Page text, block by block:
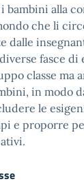
alla
che li
dalle
fasce di
classe ma
in modo
le
e proporre